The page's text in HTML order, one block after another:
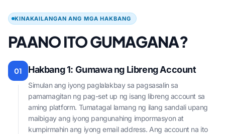
KINAKAILANGAN ANG MGA HAKBANG
PAANO ITO GUMAGANA?
01 Hakbang 1: Gumawa ng Libreng Account
Simulan ang iyong paglalakbay sa pagsasalin sa
pamamagitan ng pag-set up ng isang libreng account sa
aming platform. Tumatagal lamang ng ilang sandali upang
maibigay ang iyong pangunahing impormasyon at
kumpirmahin ang iyong email address. Ang account na ito